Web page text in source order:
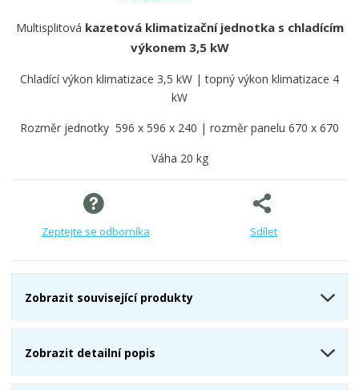
o
d
v
a
e
e
6
Multisplitová kazetová klimatizační jednotka s chladícím
výkonem 3,5 kW
Chladící výkon klimatizace 3,5 kW | topný výkon klimatizace 4
kW
Rozměr jednotky 596 x 596 x 240 | rozměr panelu 670 x 670
Váha 20 kg
Zeptejte se odborníka Sdílet
Zobrazit související produkty
Zobrazit detailní popis